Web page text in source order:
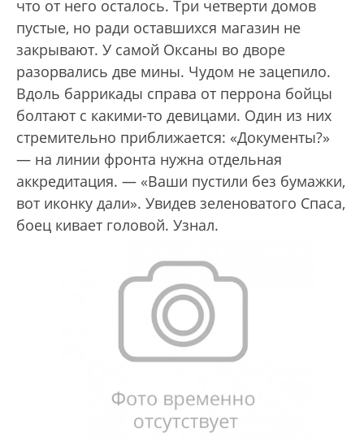
что от него осталось. Три четверти домов
пустые, но ради оставшихся магазин не
закрывают. У самой Оксаны во дворе
разорвались две мины. Чудом не зацепило.
Вдоль баррикады справа от перрона бойцы
болтают с какими-то девицами. Один из них
стремительно приближается: «Документы?»
— на линии фронта нужна отдельная
аккредитация. — «Ваши пустили без бумажки,
вот иконку дали». Увидев зеленоватого Спаса,
боец кивает головой. Узнал.